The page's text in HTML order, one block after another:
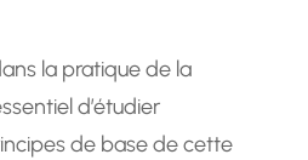
la pratique de la
d’étudier
de base de cette